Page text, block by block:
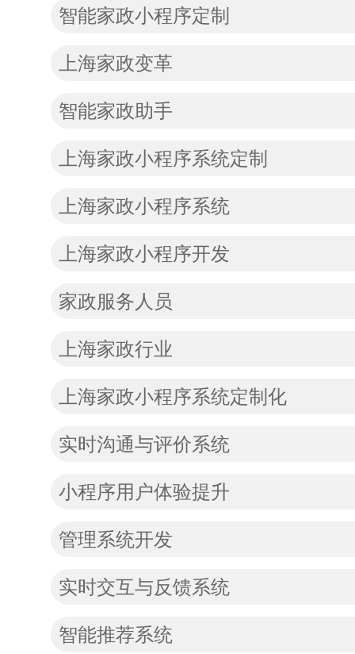
智能家政小程序定制
上海家政变革
智能家政助手
上海家政小程序系统定制
上海家政小程序系统
上海家政小程序开发
家政服务人员
上海家政行业
上海家政小程序系统定制化
实时沟通与评价系统
小程序用户体验提升
管理系统开发
实时交互与反馈系统
智能推荐系统